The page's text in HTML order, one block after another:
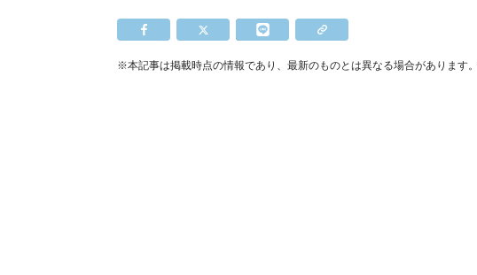
※本記事は掲載時点の情報であり、最新のものとは異なる場合があります